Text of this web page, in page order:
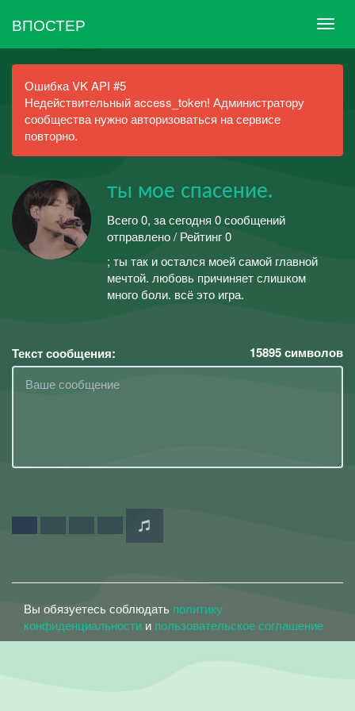
ВПОСТЕР
Ошибка VK API #5
Недействительный access_token! Администратору
сообщества нужно авторизоваться на сервисе
повторно.
ты мое спасение.
Всего 0, за сегодня 0 сообщений
отправлено / Рейтинг 0
; ты так и остался моей самой главной
мечтой. любовь причиняет слишком
много боли. всё это игра.
Текст сообщения: 15895символов
Вы обязуетесь соблюдать политику
конфиденциальности и пользовательское соглашение